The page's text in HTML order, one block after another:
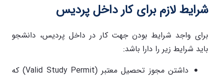
شرایط لازم برای کار داخل پردیس
برای واجد شرایط بودن جهت کار در داخل پردیس، دانشجو
باید شرایط زیر را دارا باشد:
داشتن مجوز تحصیل معتبر (Valid Study Permit) که